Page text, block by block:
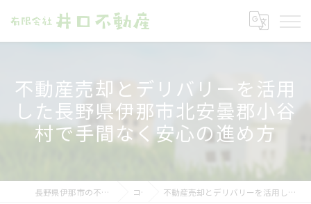
不動産売却とデリバリーを活用
した長野県伊那市北安曇郡小谷
村で手間なく安心の進め方
長野県伊那市の不動産売却なら有限会社井口不動産 コラム 不動産売却とデリバリーを活用した長野県伊那市北安曇郡小谷村で手間なく安心の進め方